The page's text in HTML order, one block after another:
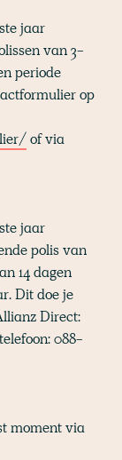
jaar
van 3-
periode
op
of via
jaar
polis van
14 dagen
Dit doe je
Direct:
088-
moment via